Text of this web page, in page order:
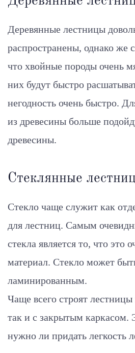
Деревянные лестницы
распространены, однако же
что хвойные породы очень
них будут быстро
негодность очень быстро.
из древесины больше
древесины.
Стеклянные
Стекло чаще служит как
для лестниц. Самым
стекла является то, что это
материал. Стекло может
ламинированным.
Чаще всего строят
так и с закрытым каркасом.
нужно ли придать легкость